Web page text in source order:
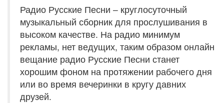
Радио Русские Песни – круглосуточный
музыкальный сборник для прослушивания в
высоком качестве. На радио минимум
рекламы, нет ведущих, таким образом онлайн
вещание радио Русские Песни станет
хорошим фоном на протяжении рабочего дня
или во время вечеринки в кругу давних
друзей.